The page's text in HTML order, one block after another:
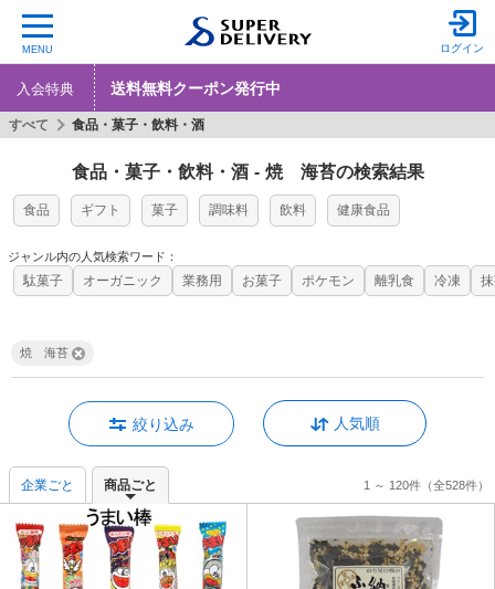
MENU ログイン
入会特典 送料無料クーポン発行中
食品・菓子・飲料・酒 - 焼 海苔の検索結果
食品 ギフト 菓子 調味料 飲料 健康食品
すべて 食品・菓子・飲料・酒
ジャンル内の人気検索ワード：
駄菓子 オーガニック 業務用 お菓子 ポケモン 離乳食 冷凍
焼 海苔
絞り込み 人気順
企業ごと 商品ごと 1 ～ 120件（全528件）